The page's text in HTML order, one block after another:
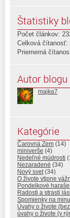
Štatistiky
Počet článkov:
Celková čítanosť:
Priemerná
Autor blogu
majka7
Kategórie
Čarovná Zem (14)
miniverše (4)
Nedeľné múdrosti
Nezaradené (34)
Nový svet(34)
O živote vtipne
Pondelkové
Radosti a strasti
Spomienky na
Úvahy o živote
úvahy o živote (v